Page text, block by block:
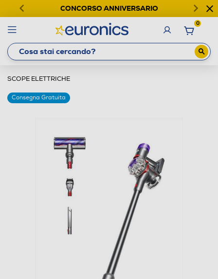
CONCORSO ANNIVERSARIO
0
SCOPE ELETTRICHE
Consegna Gratuita